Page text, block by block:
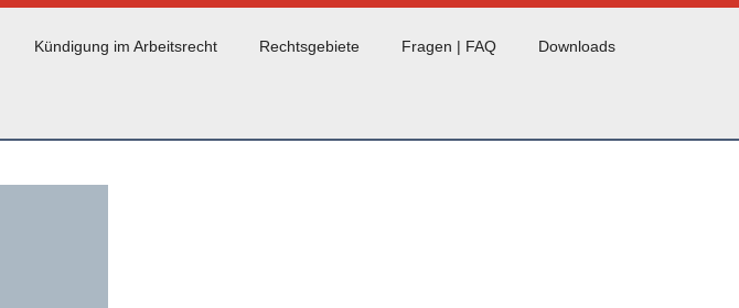
Kündigung im Arbeitsrecht Rechtsgebiete Fragen | FAQ Downloads